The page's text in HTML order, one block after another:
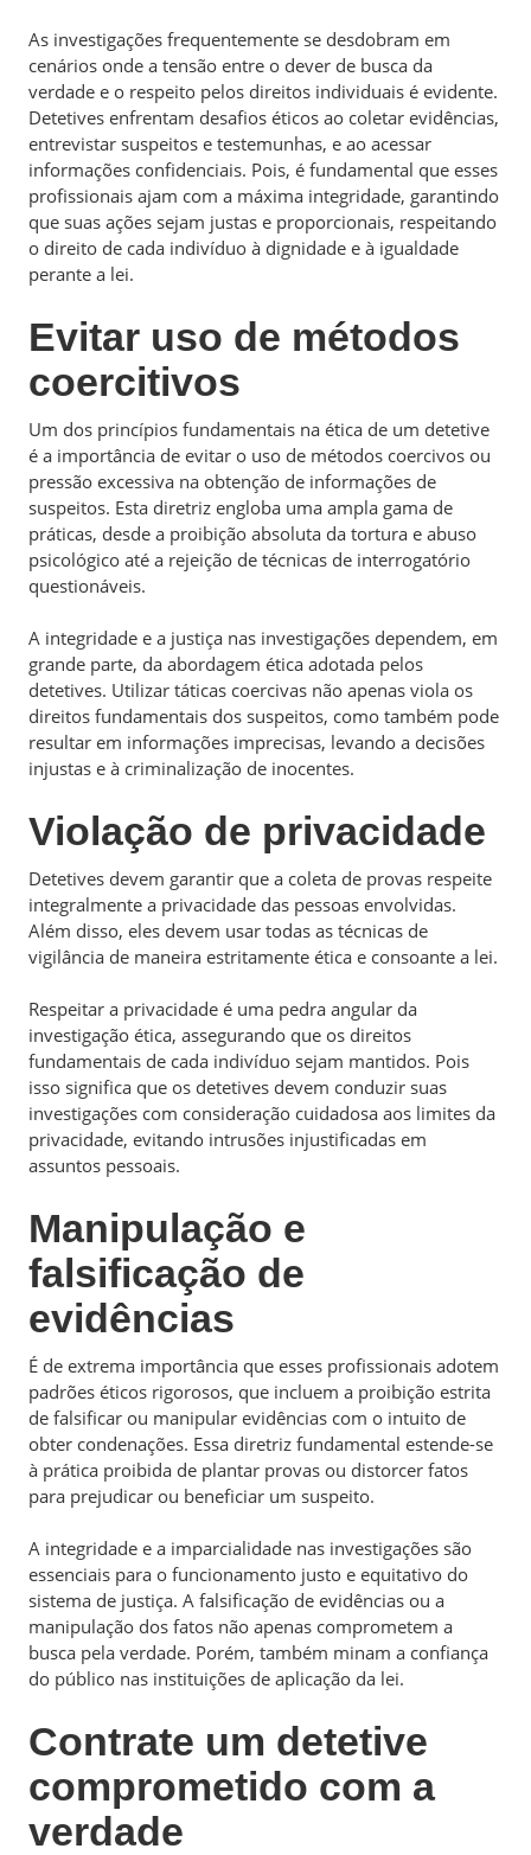
As investigações frequentemente se desdobram em
cenários onde a tensão entre o dever de busca da
verdade e o respeito pelos direitos individuais é evidente.
Detetives enfrentam desafios éticos ao coletar evidências,
entrevistar suspeitos e testemunhas, e ao acessar
informações confidenciais. Pois, é fundamental que esses
profissionais ajam com a máxima integridade, garantindo
que suas ações sejam justas e proporcionais, respeitando
o direito de cada indivíduo à dignidade e à igualdade
perante a lei.
Evitar uso de métodos
coercitivos
Um dos princípios fundamentais na ética de um detetive
é a importância de evitar o uso de métodos coercivos ou
pressão excessiva na obtenção de informações de
suspeitos. Esta diretriz engloba uma ampla gama de
práticas, desde a proibição absoluta da tortura e abuso
psicológico até a rejeição de técnicas de interrogatório
questionáveis.
A integridade e a justiça nas investigações dependem, em
grande parte, da abordagem ética adotada pelos
detetives. Utilizar táticas coercivas não apenas viola os
direitos fundamentais dos suspeitos, como também pode
resultar em informações imprecisas, levando a decisões
injustas e à criminalização de inocentes.
Violação de privacidade
Detetives devem garantir que a coleta de provas respeite
integralmente a privacidade das pessoas envolvidas.
Além disso, eles devem usar todas as técnicas de
vigilância de maneira estritamente ética e consoante a lei.
Respeitar a privacidade é uma pedra angular da
investigação ética, assegurando que os direitos
fundamentais de cada indivíduo sejam mantidos. Pois
isso significa que os detetives devem conduzir suas
investigações com consideração cuidadosa aos limites da
privacidade, evitando intrusões injustificadas em
assuntos pessoais.
Manipulação e
falsificação de
evidências
É de extrema importância que esses profissionais adotem
padrões éticos rigorosos, que incluem a proibição estrita
de falsificar ou manipular evidências com o intuito de
obter condenações. Essa diretriz fundamental estende-se
à prática proibida de plantar provas ou distorcer fatos
para prejudicar ou beneficiar um suspeito.
A integridade e a imparcialidade nas investigações são
essenciais para o funcionamento justo e equitativo do
sistema de justiça. A falsificação de evidências ou a
manipulação dos fatos não apenas comprometem a
busca pela verdade. Porém, também minam a confiança
do público nas instituições de aplicação da lei.
Contrate um detetive
comprometido com a
verdade